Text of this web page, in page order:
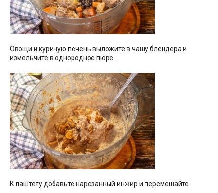
Овощи и куриную печень выложите в чашу блендера и
измельчите в однородное пюре.
К паштету добавьте нарезанный инжир и перемешайте.